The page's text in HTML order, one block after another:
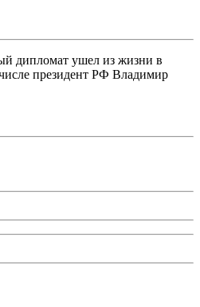
дипломат ушел из жизни в
президент РФ Владимир